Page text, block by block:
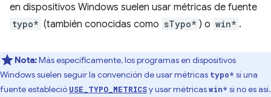
en dispositivos Windows suelen usar métricas de fuente
typo* (también conocidas como sTypo* ) o win* .
Nota:Más específicamente, los programas en dispositivos
Windows suelen seguir la convención de usar métricas typo* si una
fuente estableció USE_TYPO_METRICSy usar métricaswin* si no es así.